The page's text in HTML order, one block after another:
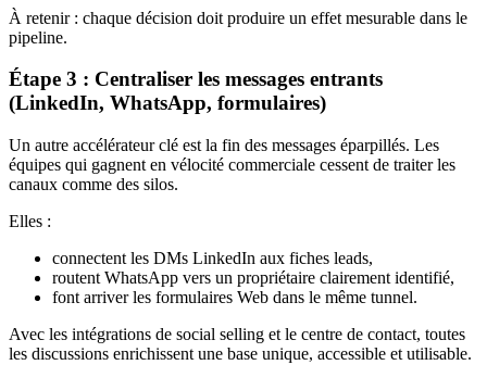
À retenir : chaque décision doit produire un effet mesurable dans le
pipeline.
Étape 3 : Centraliser les messages entrants
(LinkedIn, WhatsApp, formulaires)
Un autre accélérateur clé est la fin des messages éparpillés. Les
équipes qui gagnent en vélocité commerciale cessent de traiter les
canaux comme des silos.
Elles :
connectent les DMs LinkedIn aux fiches leads,
routent WhatsApp vers un propriétaire clairement identifié,
font arriver les formulaires Web dans le même tunnel.
Avec les intégrations de social selling et le centre de contact, toutes
les discussions enrichissent une base unique, accessible et utilisable.